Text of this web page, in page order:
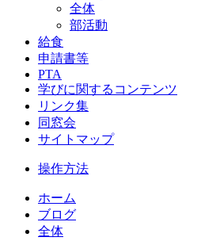
全体
部活動
給食
申請書等
PTA
学びに関するコンテンツ
リンク集
同窓会
サイトマップ
操作方法
ホーム
ブログ
全体